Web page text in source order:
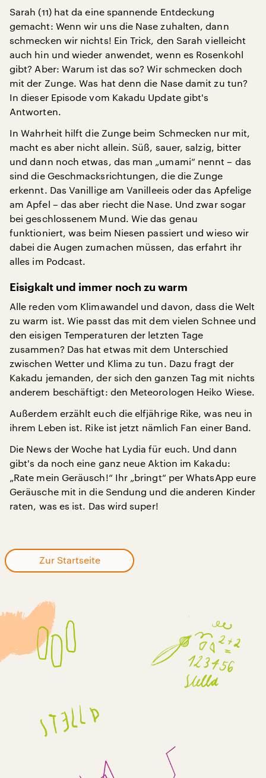
Sarah (11) hat da eine spannende Entdeckung
gemacht: Wenn wir uns die Nase zuhalten, dann
schmecken wir nichts! Ein Trick, den Sarah vielleicht
auch hin und wieder anwendet, wenn es Rosenkohl
gibt? Aber: Warum ist das so? Wir schmecken doch
mit der Zunge. Was hat denn die Nase damit zu tun?
In dieser Episode vom Kakadu Update gibt's
Antworten.
In Wahrheit hilft die Zunge beim Schmecken nur mit,
macht es aber nicht allein. Süß, sauer, salzig, bitter
und dann noch etwas, das man „umami“ nennt – das
sind die Geschmacksrichtungen, die die Zunge
erkennt. Das Vanillige am Vanilleeis oder das Apfelige
am Apfel – das aber riecht die Nase. Und zwar sogar
bei geschlossenem Mund. Wie das genau
funktioniert, was beim Niesen passiert und wieso wir
dabei die Augen zumachen müssen, das erfahrt ihr
alles im Podcast.
Eisigkalt und immer noch zu warm
Alle reden vom Klimawandel und davon, dass die Welt
zu warm ist. Wie passt das mit dem vielen Schnee und
den eisigen Temperaturen der letzten Tage
zusammen? Das hat etwas mit dem Unterschied
zwischen Wetter und Klima zu tun. Dazu fragt der
Kakadu jemanden, der sich den ganzen Tag mit nichts
anderem beschäftigt: den Meteorologen Heiko Wiese.
Außerdem erzählt euch die elfjährige Rike, was neu in
ihrem Leben ist. Rike ist jetzt nämlich Fan einer Band.
Die News der Woche hat Lydia für euch. Und dann
gibt's da noch eine ganz neue Aktion im Kakadu:
„Rate mein Geräusch!“ Ihr „bringt“ per WhatsApp eure
Geräusche mit in die Sendung und die anderen Kinder
raten, was es ist. Das wird super!
Zur Startseite